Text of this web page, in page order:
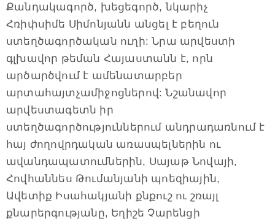
Քանդակագործ, խեցեգործ, նկարիչ
Հռիփսիմե Սիմոնյանն անցել է բեղուն
ստեղծագործական ուղի: Նրա արվեստի
գլխավոր թեման Հայաստանն է, որն
արծարծվում է ամենատարբեր
արտահայտչամիջոցներով: Նշանավոր
արվեստագետն իր
ստեղծագործություններում անդրադառնում է
հայ ժողովրդական առասպելներին ու
ավանդապատումներին, Սայաթ Նովայի,
Հովհաննես Թումանյանի պոեզիային,
Ավետիք Իսահակյանի քնքուշ ու շռայլ
քնարերգությանը, Եղիշե Չարենցի